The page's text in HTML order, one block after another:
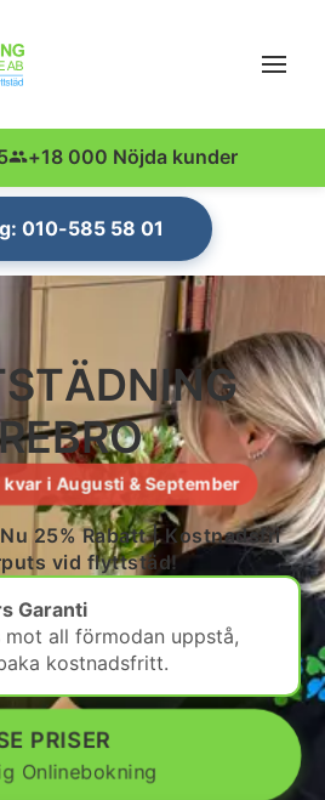
+18 000 Nöjda kunder
010-585 58 01
i Augusti & September
25% Rabatt | Kostnadsfri
vid flyttstäd!
Garanti
mot all förmodan uppstå,
kostnadsfritt.
PRISER
Onlinebokning